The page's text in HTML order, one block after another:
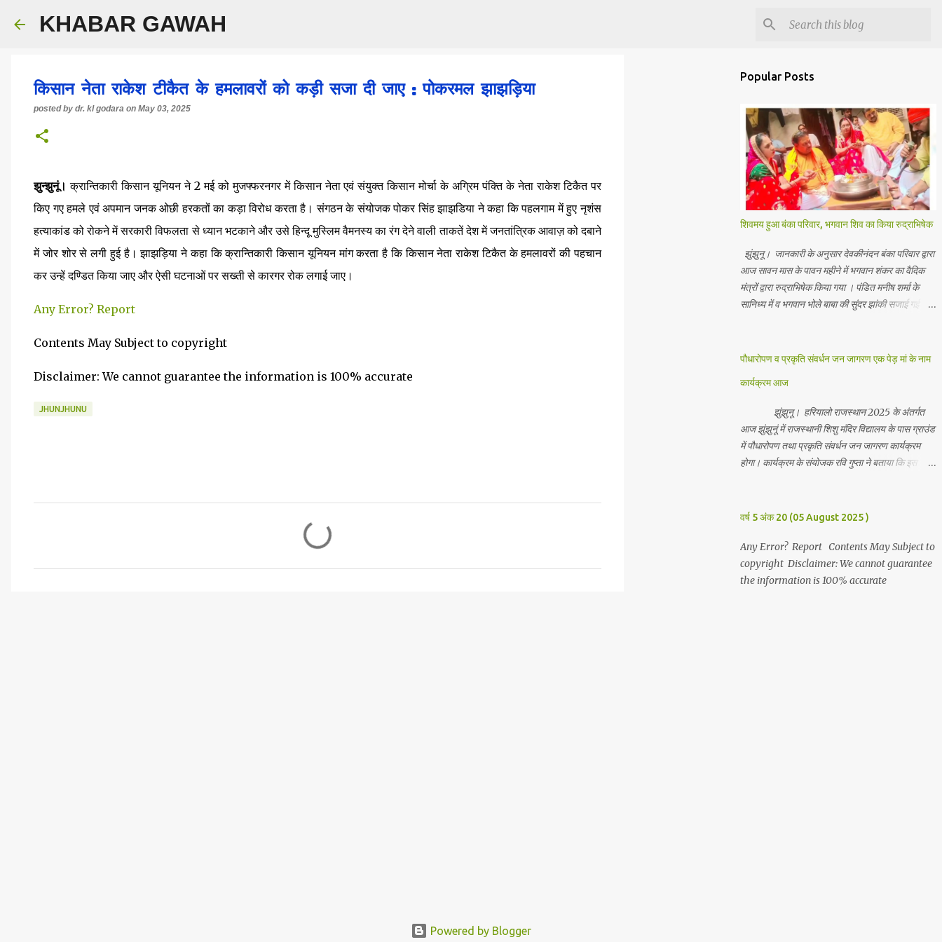
KHABAR GAWAH
किसान नेता राकेश टीकैत के हमलावरों को कड़ी सजा दी जाए : पोकरमल झाझड़िया
posted by dr. kl godara on May 03, 2025
झुन्झुनूं।क्रान्तिकारी किसान यूनियन ने 2 मई को मुजफ्फरनगर में किसान नेता एवं संयुक्त किसान मोर्चा के अग्रिम पंक्ति के नेता राकेश टिकैत पर
किए गए हमले एवं अपमान जनक ओछी हरकतों का कड़ा विरोध करता है। संगठन के संयोजक पोकर सिंह झाझडिया ने कहा कि पहलगाम में हुए नृशंस
हत्याकांड को रोकने में सरकारी विफलता से ध्यान भटकाने और उसे हिन्दू मुस्लिम वैमनस्य का रंग देने वाली ताकतें देश में जनतांत्रिक आवाज़ को दबाने
में जोर शोर से लगी हुई है। झाझड़िया ने कहा कि क्रान्तिकारी किसान यूनियन मांग करता है कि किसान नेता राकेश टिकैत के हमलावरों की पहचान
कर उन्हें दण्डित किया जाए और ऐसी घटनाओं पर सख्ती से कारगर रोक लगाई जाए।
Any Error? Report
Contents May Subject to copyright
Disclaimer: We cannot guarantee the information is 100% accurate
JHUNJHUNU
Popular Posts
शिवमय हुआ बंका परिवार, भगवान शिव का किया रुद्राभिषेक
झुंझुनू। जानकारी के अनुसार देवकीनंदन बंका परिवार द्वारा
आज सावन मास के पावन महीने में भगवान शंकर का वैदिक
मंत्रों द्वारा रुद्राभिषेक किया गया । पंडित मनीष शर्मा के
सानिध्य में व भगवान भोले बाबा की सुंदर झांकी सजाई गई।
अनुष्ठान किया गया व भगवान से सर्वजन की मंगल कामना की
चंद्रकांत, रविकांत, उज्वल, गजानंद, गणेश, सफल, शिवम्,
भाविक, लाडो, मीना, रेनू, निर्मला, दीक्षा, मनीषा आदि सभी
परिवार जन उपस्थित रहे। Contents May Subject to
copyright Disclaimer: We cannot guarantee
the information is 100% accurate
पौधारोपण व प्रकृति संवर्धन जन जागरण एक पेड़ मां के नाम
कार्यक्रम आज
झुंझुनू। हरियालो राजस्थान 2025 के अंतर्गत
आज झुंझुनूं में राजस्थानी शिशु मंदिर विद्यालय के पास ग्राउंड
में पौधारोपण तथा प्रकृति संवर्धन जन जागरण कार्यक्रम
होगा। कार्यक्रम के संयोजक रवि गुप्ता ने बताया कि इस
अतिथि के रूप में बाबा बालक नाथ विधायक अलवर, राजेंद्र
पर्यावरण अभियान के जिला संयोजक पवन मावडिया उपस्थित
रहेंगे। Contents May Subject to copyright
Disclaimer: We cannot guarantee the
वर्ष 5 अंक 20 (05 August 2025 )
Any Error? Report Contents May Subject to
copyright Disclaimer: We cannot guarantee
the information is 100% accurate
Powered by Blogger